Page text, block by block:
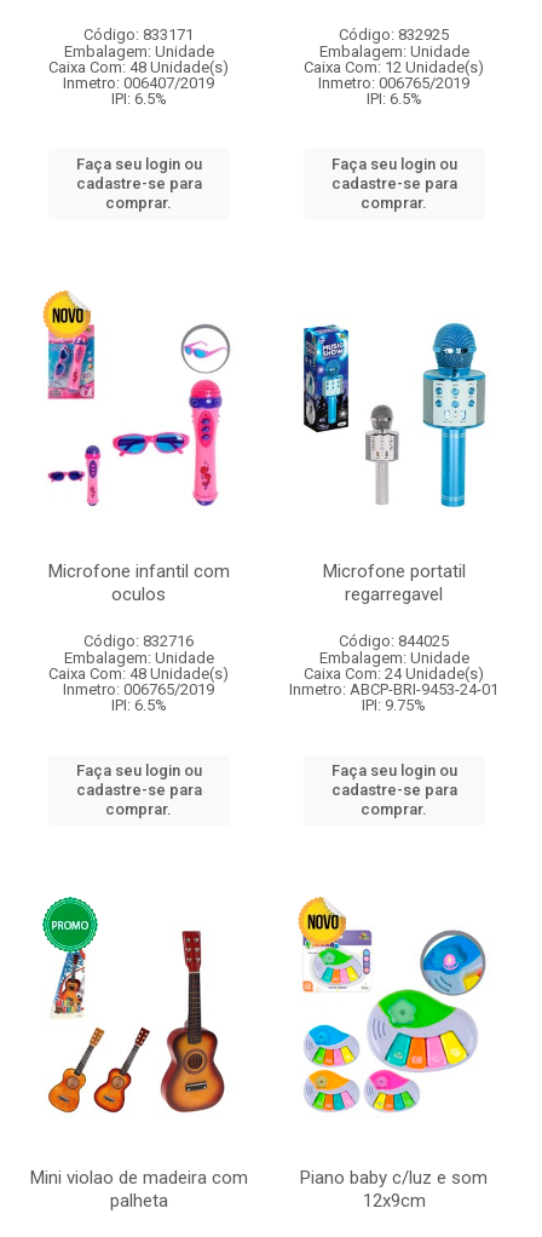
Código: 833171
Embalagem: Unidade
Caixa Com: 48 Unidade(s)
Inmetro: 006407/2019
IPI: 6.5%
Faça seu login ou
cadastre-se para
comprar.
Código: 832925
Embalagem: Unidade
Caixa Com: 12 Unidade(s)
Inmetro: 006765/2019
IPI: 6.5%
Faça seu login ou
cadastre-se para
comprar.
Microfone infantil com
oculos
Código: 832716
Embalagem: Unidade
Caixa Com: 48 Unidade(s)
Inmetro: 006765/2019
IPI: 6.5%
Faça seu login ou
cadastre-se para
comprar.
Microfone portatil
regarregavel
Código: 844025
Embalagem: Unidade
Caixa Com: 24 Unidade(s)
Inmetro: ABCP-BRI-9453-24-01
IPI: 9.75%
Faça seu login ou
cadastre-se para
comprar.
Mini violao de madeira com
palheta
Piano baby c/luz e som
12x9cm